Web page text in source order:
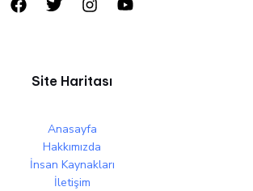
Site Haritası
Anasayfa
Hakkımızda
İnsan Kaynakları
İletişim